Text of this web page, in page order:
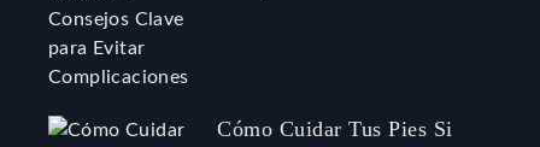
Cómo Cuidar Tus Pies Si